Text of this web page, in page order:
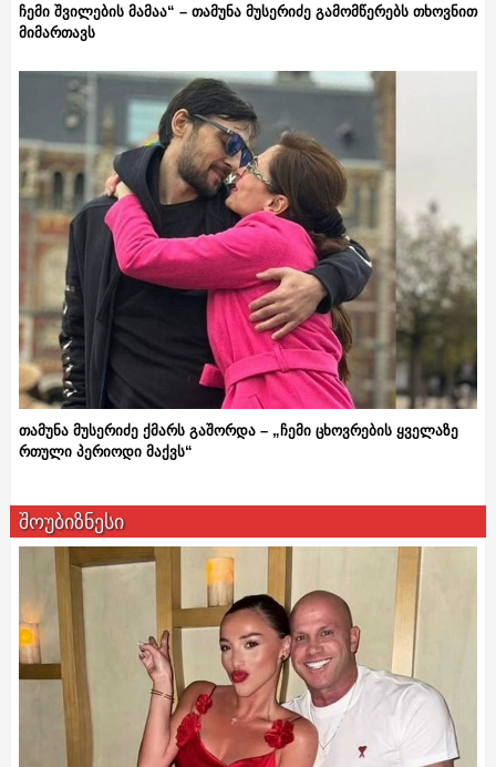
ჩემი შვილების მამაა“ – თამუნა მუსერიძე გამომწერებს თხოვნით
მიმართავს
თამუნა მუსერიძე ქმარს გაშორდა – „ჩემი ცხოვრების ყველაზე
რთული პერიოდი მაქვს“
შოუბიზნესი